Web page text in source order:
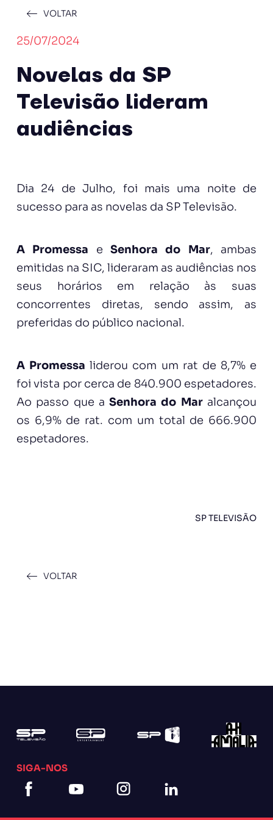
VOLTAR
25/07/2024
Novelas da SP
Televisão lideram
audiências
Dia 24 de Julho, foi mais uma noite de
sucesso para as novelas da SP Televisão.
A Promessa e Senhora do Mar, ambas
emitidas na SIC, lideraram as audiências nos
seus horários em relação às suas
concorrentes diretas, sendo assim, as
preferidas do público nacional.
A Promessa liderou com um rat de 8,7% e
foi vista por cerca de 840.900 espetadores.
Ao passo que aSenhora do Maralcançou
os 6,9% de rat. com um total de 666.900
espetadores.
SP TELEVISÃO
VOLTAR
SIGA-NOS